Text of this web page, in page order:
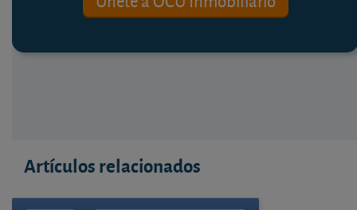
Artículos relacionados